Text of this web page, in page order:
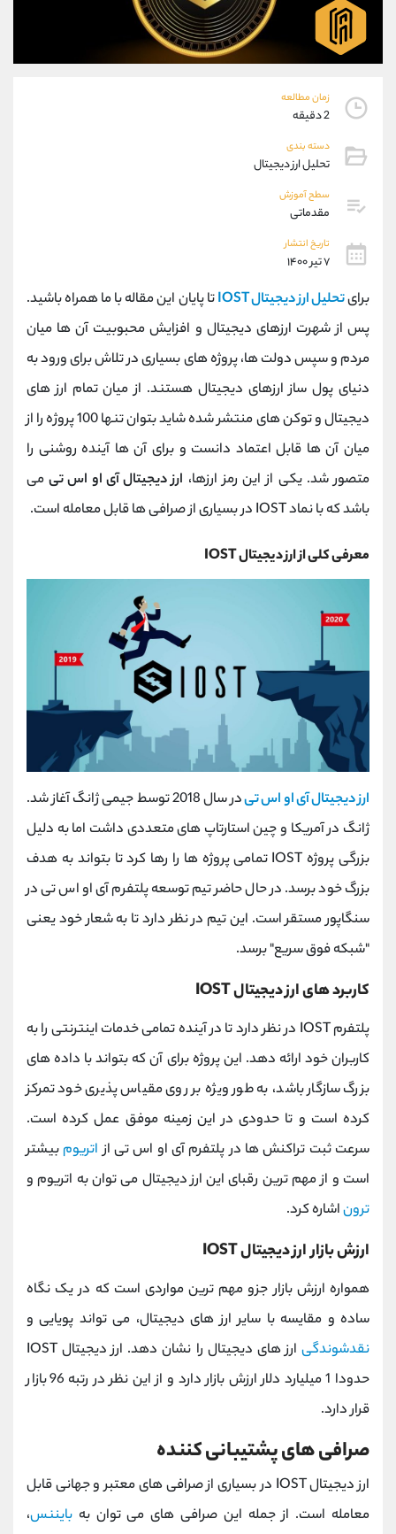
زمان مطالعه
2 دقیقه
دسته بندی
تحلیل ارز دیجیتال
سطح آموزش
مقدماتی
تاریخ انتشار
۷ تیر ۱۴۰۰
برایتحلیل ارز دیجیتال IOST
تا پایان این مقاله با ما همراه باشید.
پس از شهرت ارزهای دیجیتال و افزایش محبوبیت آن ها میان
مردم و سپس دولت ها، پروژه های بسیاری در تلاش برای ورود به
دنیای پول ساز ارزهای دیجیتال هستند. از میان تمام ارز های
دیجیتال و توکن های منتشر شده شاید بتوان تنها 100 پروژه را از
میان آن ها قابل اعتماد دانست و برای آن ها آینده روشنی را
متصور شد. یکی از این رمز ارزها، ارز دیجیتال آی او اس تیمی
باشد که با نماد IOST در بسیاری از صرافی ها قابل معامله است.
معرفی کلی از ارز دیجیتال IOST
ارز دیجیتال آی او اس تی
در سال 2018 توسط جیمی ژانگ آغاز شد.
ژانگ در آمریکا و چین استارتاپ های متعددی داشت اما به دلیل
بزرگی پروژه IOST تمامی پروژه ها را رها کرد تا بتواند به هدف
بزرگ خود برسد. در حال حاضر تیم توسعه پلتفرم آی او اس تی در
سنگاپور مستقر است. این تیم در نظر دارد تا به شعار خود یعنی
"شبکه فوق سریع" برسد.
کاربرد های ارز دیجیتال IOST
پلتفرم IOST در نظر دارد تا در آینده تمامی خدمات اینترنتی را به
کاربران خود ارائه دهد. این پروژه برای آن که بتواند با داده های
بزرگ سازگار باشد، به طور ویژه بر روی مقیاس پذیری خود تمرکز
کرده است و تا حدودی در این زمینه موفق عمل کرده است.
سرعت ثبت تراکنش ها در پلتفرم آی او اس تی ازاتریوم بیشتر
است و از مهم ترین رقبای این ارز دیجیتال می توان به اتریوم و
تروناشاره کرد.
ارزش بازار ارز دیجیتال IOST
همواره ارزش بازار جزو مهم ترین مواردی است که در یک نگاه
ساده و مقایسه با سایر ارز های دیجیتال، می تواند پویایی و
نقدشوندگی
ارز های دیجیتال را نشان دهد. ارز دیجیتال IOST
حدودا 1 میلیارد دلار ارزش بازار دارد و از این نظر در رتبه 96 بازار
قرار دارد.
صرافی های پشتیبانی کننده
ارز دیجیتال IOST در بسیاری از صرافی های معتبر و جهانی قابل
معامله است. از جمله این صرافی های می توان به بایننس،
واتساپ
تلگرام @Armteam_admin_103
پشتیبان فروش
موبایل
واتساپ
داخلی
اطلاعات تماس
تلفن 021-22021030
بدون پیش شماره 90001030
اینستاگرام @alireza.mehrabii
کانال تلگرام @alirezamehrabi_com